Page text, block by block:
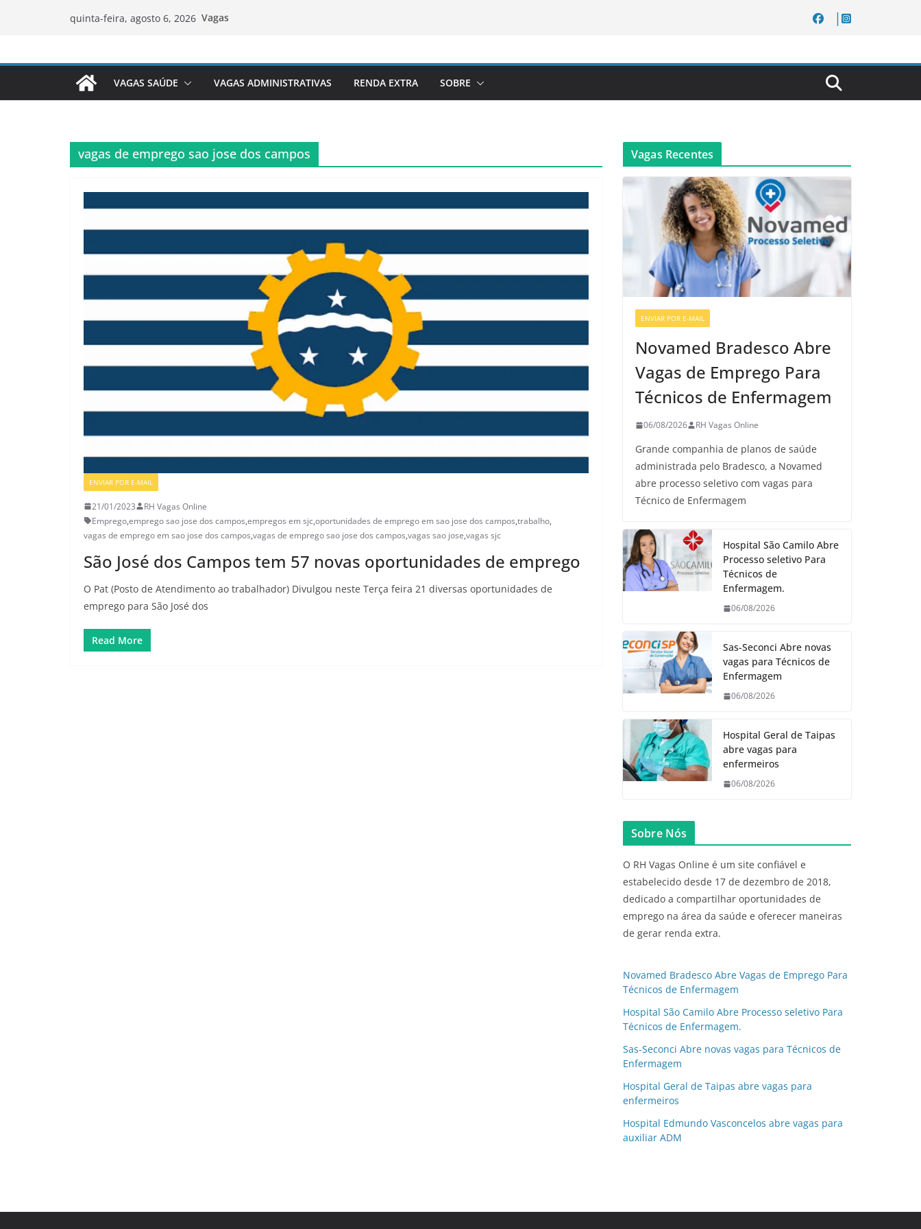
conteúdo
quinta-feira, agosto 6, 2026 Vagas
VAGAS SAÚDE VAGAS ADMINISTRATIVAS RENDA EXTRA SOBRE
vagas de emprego sao jose dos campos
ENVIAR POR E-MAIL
21/01/2023
RH Vagas Online
Emprego,emprego sao jose dos campos,empregos em sjc,oportunidades de emprego em sao jose dos campos,trabalho,
vagas de emprego em sao jose dos campos,vagas de emprego sao jose dos campos,vagas sao jose,vagas sjc
São José dos Campos tem 57 novas oportunidades de emprego
O Pat (Posto de Atendimento ao trabalhador) Divulgou neste Terça feira 21 diversas oportunidades de
emprego para São José dos
Read More
Vagas Recentes
ENVIAR POR E-MAIL
Novamed Bradesco Abre
Vagas de Emprego Para
Técnicos de Enfermagem
06/08/2026 RH Vagas Online
Grande companhia de planos de saúde
administrada pelo Bradesco, a Novamed
abre processo seletivo com vagas para
Técnico de Enfermagem
Hospital São Camilo Abre
Processo seletivo Para
Técnicos de
Enfermagem.
06/08/2026
Sas-Seconci Abre novas
vagas para Técnicos de
Enfermagem
06/08/2026
Hospital Geral de Taipas
abre vagas para
enfermeiros
06/08/2026
Sobre Nós
O RH Vagas Online é um site confiável e
estabelecido desde 17 de dezembro de 2018,
dedicado a compartilhar oportunidades de
emprego na área da saúde e oferecer maneiras
de gerar renda extra.
Novamed Bradesco Abre Vagas de Emprego Para
Técnicos de Enfermagem
Hospital São Camilo Abre Processo seletivo Para
Técnicos de Enfermagem.
Sas-Seconci Abre novas vagas para Técnicos de
Enfermagem
Hospital Geral de Taipas abre vagas para
enfermeiros
Hospital Edmundo Vasconcelos abre vagas para
auxiliar ADM